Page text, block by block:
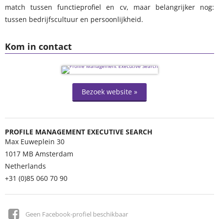
Kom in contact
Bezoek website »
PROFILE MANAGEMENT EXECUTIVE SEARCH
Max Euweplein 30
1017 MB Amsterdam
Netherlands
+31 (0)85 060 70 90
Geen Facebook-profiel beschikbaar
match tussen functieprofiel en cv, maar belangrijker nog:
tussen bedrijfscultuur en persoonlijkheid.